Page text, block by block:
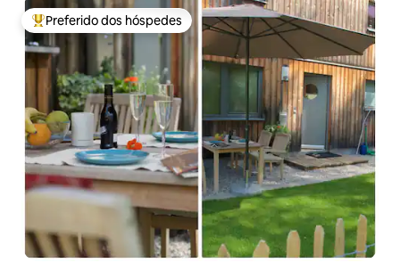
Entre os melhores preferidos dos hóspedes
Preferido dos hóspedes